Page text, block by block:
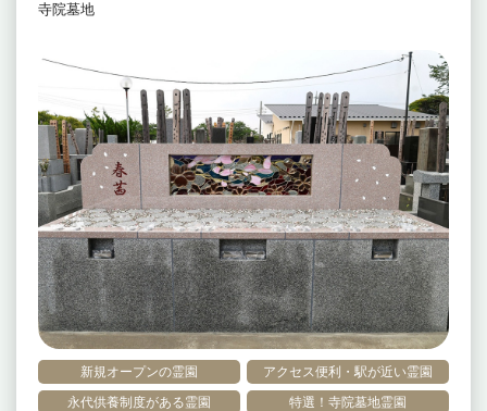
新規オープンの霊園
アクセス便利・駅が近い霊園
永代供養制度がある霊園
特選！寺院墓地霊園
寺院墓地